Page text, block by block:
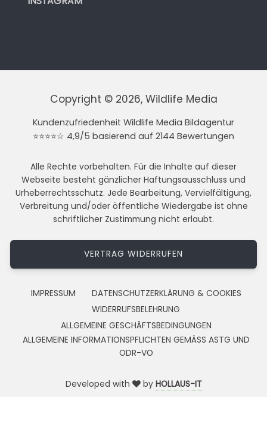
Copyright © 2026, Wildlife Media
Kundenzufriedenheit Wildlife Media Bildagentur
⭐⭐⭐⭐☆ 4,9/5 basierend auf 2144 Bewertungen
Alle Rechte vorbehalten. Für die Inhalte auf dieser
Webseite besteht gänzlicher Haftungsausschluss und
Urheberrechtsschutz. Jede Bearbeitung, Vervielfältigung,
Verbreitung und/oder öffentliche Wiedergabe ist ohne
schriftlicher Zustimmung nicht erlaubt.
VERTRAG WIDERRUFEN
IMPRESSUM
DATENSCHUTZERKLÄRUNG & COOKIES
WIDERRUFSBELEHRUNG
ALLGEMEINE GESCHÄFTSBEDINGUNGEN
ALLGEMEINE INFORMATIONSPFLICHTEN GEMÄSS ASTG UND
ODR-VO
Developed with by HOLLAUS-IT